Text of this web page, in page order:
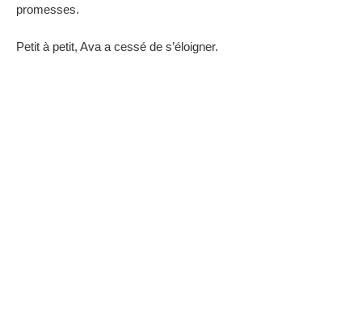
promesses.
Petit à petit, Ava a cessé de s’éloigner.